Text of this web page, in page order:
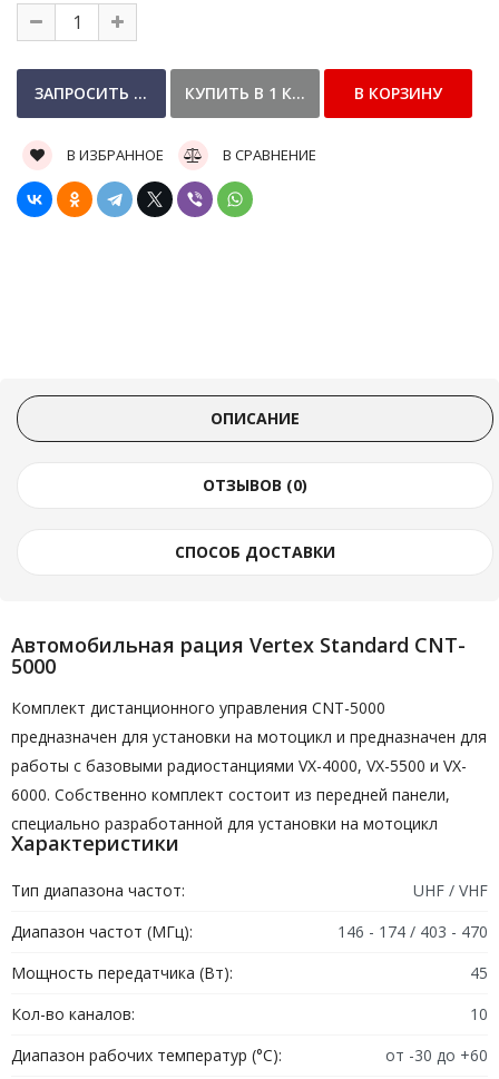
В ИЗБРАННОЕ В СРАВНЕНИЕ
ОПИСАНИЕ
ОТЗЫВОВ (0)
СПОСОБ ДОСТАВКИ
Автомобильная рация Vertex Standard CNT-
5000
Комплект дистанционного управления CNT-5000
предназначен для установки на мотоцикл и предназначен для
работы с базовыми радиостанциями VX-4000, VX-5500 и VX-
6000. Собственно комплект состоит из передней панели,
специально разработанной для установки на мотоцикл
совместно с ВЧ блоками базовых радиостанций VX-4000, VX-
5500 и VX-6000, выносного шумозащищенного
громкоговорителя с выходной мощностью 12 Вт. Передняя
выносная панель имеет малые размеры, 5 программируемых
каналов имеют удобное расположение для безопасного
использования во время движения
Характеристики
Тип диапазона частот:
UHF / VHF
Диапазон частот (МГц):
146 - 174 / 403 - 470
Мощность передатчика (Вт):
45
Кол-во каналов:
10
Диапазон рабочих температур (°C):
от -30 до +60